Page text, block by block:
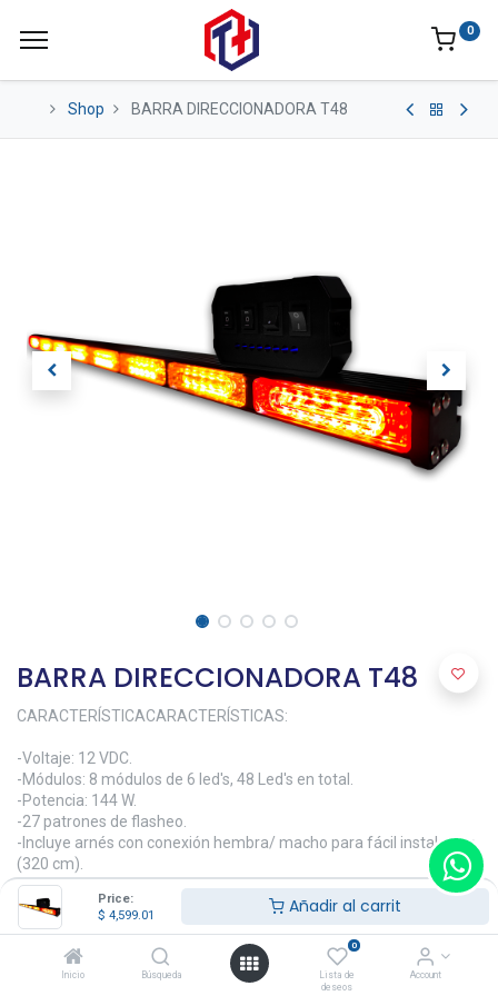
Price:
$ 4,599.01 Añadir al carrit
Inicio Búsqueda
0
Lista de
deseos
Account
0
Shop BARRA DIRECCIONADORA T48
BARRA DIRECCIONADORA T48
CARACTERÍSTICACARACTERÍSTICAS:
-Voltaje: 12 VDC.
-Módulos: 8 módulos de 6 led's, 48 Led's en total.
-Potencia: 144 W.
-27 patrones de flasheo.
-Incluye arnés con conexión hembra/ macho para fácil instalación
(320 cm).
-Riel para ajuste de herrajes y tornillería Impermeable y a prueba
de golpes.
-Conexión a toma de 12V.
-Cuenta con controlador ON-OFF, cambio de patrón de flasheo.
-Temperatura de trabajo: -50° to 45 °C